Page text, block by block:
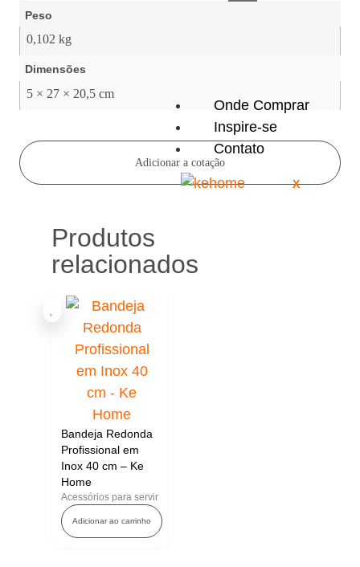
Onde Comprar
Inspire-se
Contato
X
Peso
0,102 kg
Dimensões
5 × 27 × 20,5 cm
Adicionar a cotação
Produtos
relacionados
Bandeja Redonda
Profissional em
Inox 40 cm – Ke
Home
Acessórios para servir
Adicionar ao carrinho